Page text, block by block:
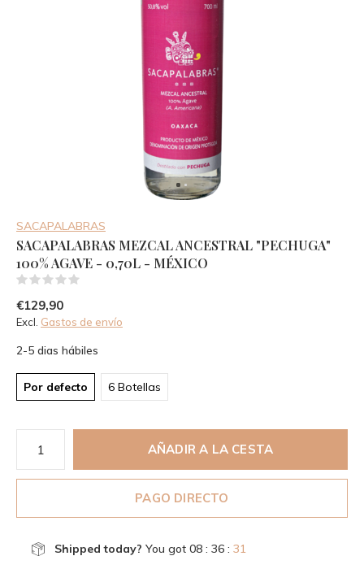
SACAPALABRAS
SACAPALABRAS MEZCAL ANCESTRAL "PECHUGA"
100% AGAVE - 0,70L - MÉXICO
€129,90
Excl. Gastos de envío
2-5 dias hábiles
Por defecto 6 Botellas
AÑADIR A LA CESTA
PAGO DIRECTO
Shipped today? You got 08 : 36 : 31